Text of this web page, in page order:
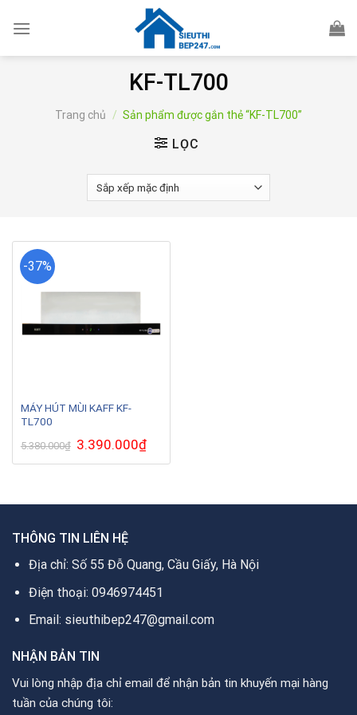
KF-TL700
Trang chủ / Sản phẩm được gắn thẻ “KF-TL700”
LỌC
-37%
MÁY HÚT MÙI KAFF KF-
TL700
5.380.000₫ Giá
gốc
là:
3.390.000₫Giá
hiện
tại
THÔNG TIN LIÊN HỆ
Địa chỉ: Số 55 Đỗ Quang, Cầu Giấy, Hà Nội
Điện thoại: 0946974451
Email: sieuthibep247@gmail.com
NHẬN BẢN TIN
Vui lòng nhập địa chỉ email để nhận bản tin khuyến mại hàng
tuần của chúng tôi: